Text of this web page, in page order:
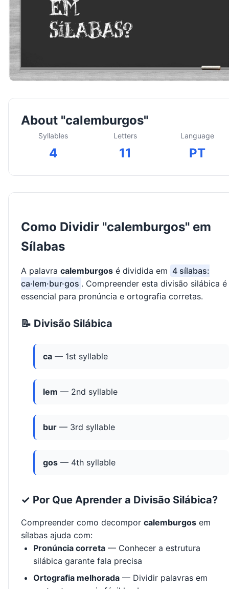
About "calemburgos"
Syllables
4
Letters
11
Language
PT
Como Dividir "calemburgos" em
Sílabas
A palavra calemburgos é dividida em 4 sílabas:
ca·lem·bur·gos . Compreender esta divisão silábica é
essencial para pronúncia e ortografia corretas.
📝 Divisão Silábica
ca — 1st syllable
lem — 2nd syllable
bur — 3rd syllable
gos — 4th syllable
✓ Por Que Aprender a Divisão Silábica?
Compreender como decompor calemburgos em
sílabas ajuda com:
Pronúncia correta — Conhecer a estrutura
silábica garante fala precisa
Ortografia melhorada — Dividir palavras em